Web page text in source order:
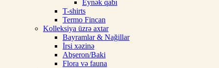
Eynək qabı
T-shirts
Termo Fincan
Kolleksiya üzrə axtar
Bayramlar & Nağillar
İrsi xəzinə
Abşeron/Baki
Flora və fauna